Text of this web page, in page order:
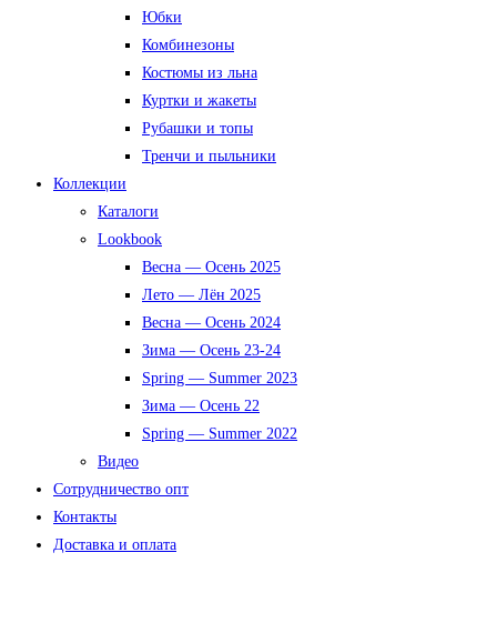
Юбки
Комбинезоны
Костюмы из льна
Куртки и жакеты
Рубашки и топы
Тренчи и пыльники
Коллекции
Каталоги
Lookbook
Весна — Осень 2025
Лето — Лён 2025
Весна — Осень 2024
Зима — Осень 23-24
Spring — Summer 2023
Зима — Осень 22
Spring — Summer 2022
Видео
Сотрудничество опт
Контакты
Доставка и оплата